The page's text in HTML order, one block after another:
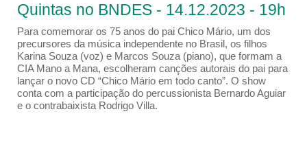
Quintas no BNDES - 14.12.2023 - 19h
Para comemorar os 75 anos do pai Chico Mário, um dos
precursores da música independente no Brasil, os filhos
Karina Souza (voz) e Marcos Souza (piano), que formam a
CIA Mano a Mana, escolheram canções autorais do pai para
lançar o novo CD “Chico Mário em todo canto”. O show
conta com a participação do percussionista Bernardo Aguiar
e o contrabaixista Rodrigo Villa.